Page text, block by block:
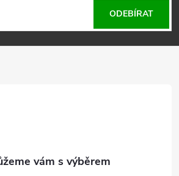
ODEBÍRAT